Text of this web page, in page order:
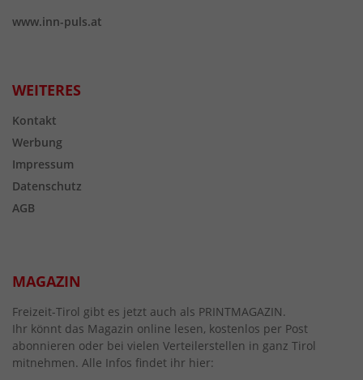
www.inn-puls.at
WEITERES
Kontakt
Werbung
Impressum
Datenschutz
AGB
MAGAZIN
Freizeit-Tirol gibt es jetzt auch als PRINTMAGAZIN.
Ihr könnt das Magazin online lesen, kostenlos per Post
abonnieren oder bei vielen Verteilerstellen in ganz Tirol
mitnehmen. Alle Infos findet ihr hier: